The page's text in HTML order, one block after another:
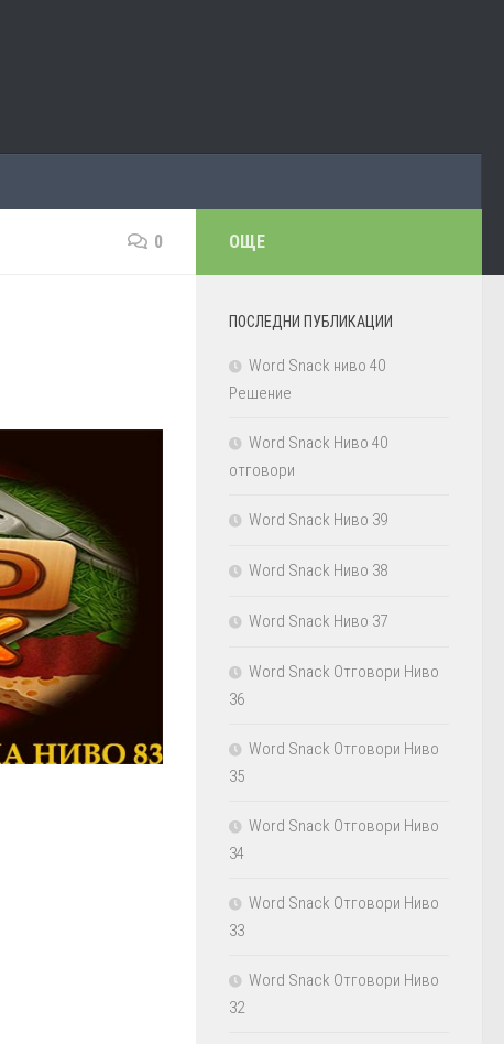
0 ОЩЕ
ПОСЛЕДНИ ПУБЛИКАЦИИ
Word Snack ниво 40
Решение
Word Snack Ниво 40
отговори
Word Snack Ниво 39
Word Snack Ниво 38
Word Snack Ниво 37
Word Snack Отговори Ниво
36
Word Snack Отговори Ниво
35
Word Snack Отговори Ниво
34
Word Snack Отговори Ниво
33
Word Snack Отговори Ниво
32